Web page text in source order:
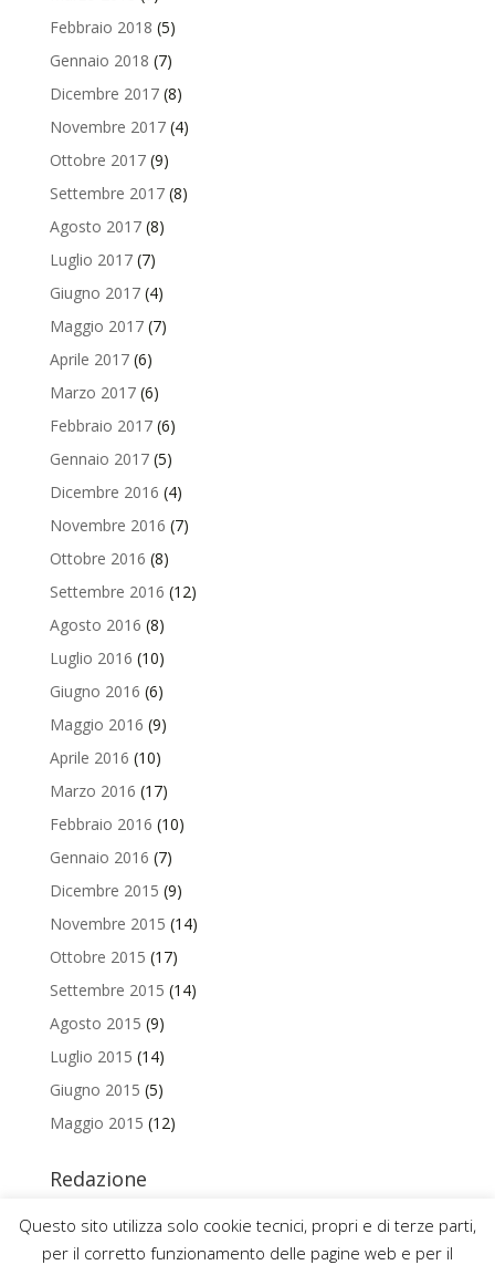
Febbraio 2018 (5)
Gennaio 2018 (7)
Dicembre 2017(8)
Novembre 2017(4)
Ottobre 2017(9)
Settembre 2017(8)
Agosto 2017(8)
Luglio 2017(7)
Giugno 2017(4)
Maggio 2017(7)
Aprile 2017(6)
Marzo 2017(6)
Febbraio 2017(6)
Gennaio 2017(5)
Dicembre 2016 (4)
Novembre 2016 (7)
Ottobre 2016 (8)
Settembre 2016 (12)
Agosto 2016 (8)
Luglio 2016 (10)
Giugno 2016 (6)
Maggio 2016 (9)
Aprile 2016 (10)
Marzo 2016 (17)
Febbraio 2016 (10)
Gennaio 2016 (7)
Dicembre 2015 (9)
Novembre 2015 (14)
Ottobre 2015 (17)
Settembre 2015 (14)
Agosto 2015 (9)
Luglio 2015 (14)
Giugno 2015 (5)
Maggio 2015 (12)
Redazione
uniamo@uniurb.it
Questo sito utilizza solo cookie tecnici, propri e di terze parti,
per il corretto funzionamento delle pagine web e per il